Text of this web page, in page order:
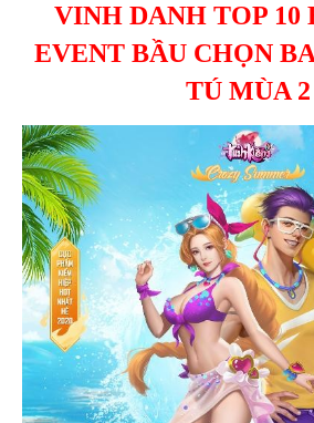
VINH DANH TOP 10
EVENT BẦU CHỌN
TÚ MÙA 2